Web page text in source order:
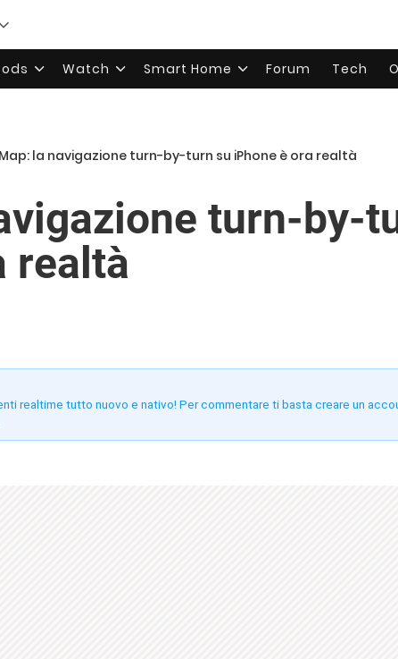
Watch Smart Home Forum Tech
la navigazione turn-by-turn su iPhone è ora realtà
turn-by-
realtà
realtime tutto nuovo e nativo! Per commentare ti basta creare un